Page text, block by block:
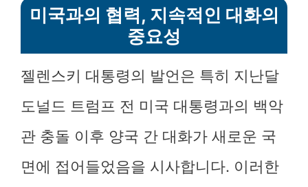
미국과의 협력, 지속적인 대화의
중요성
젤렌스키 대통령의 발언은 특히 지난달
도널드 트럼프 전 미국 대통령과의 백악
관 충돌 이후 양국 간 대화가 새로운 국
면에 접어들었음을 시사합니다. 이러한